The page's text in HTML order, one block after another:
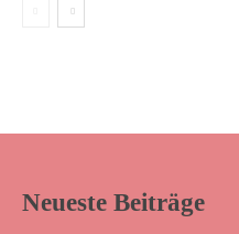
Neueste Beiträge